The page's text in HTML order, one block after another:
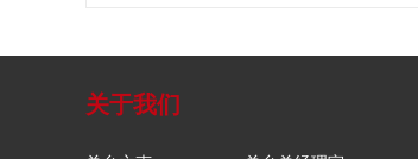
关于我们